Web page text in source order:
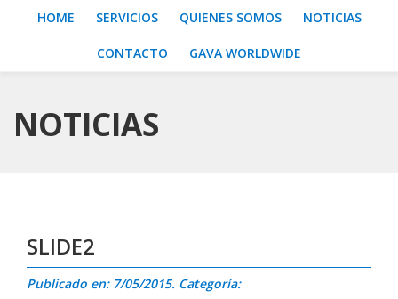
HOME SERVICIOS QUIENES SOMOS NOTICIAS
CONTACTO GAVA WORLDWIDE
NOTICIAS
SLIDE2
Publicado en: 7/05/2015. Categoría: